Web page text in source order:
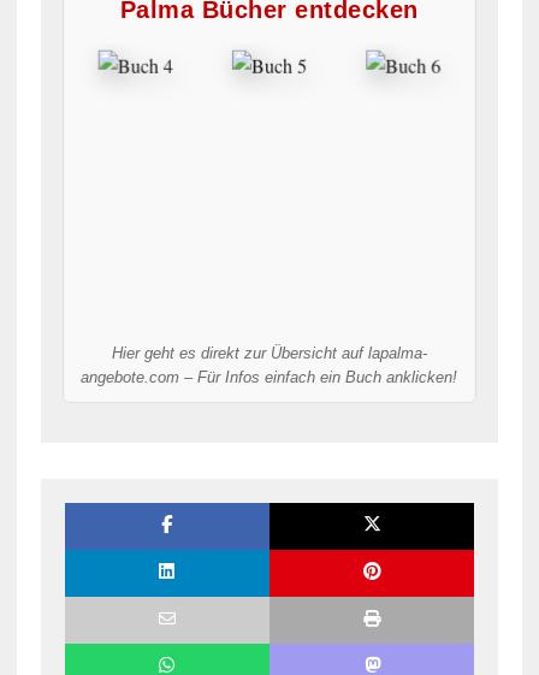
Palma Bücher entdecken
Hier geht es direkt zur Übersicht auf lapalma-
angebote.com – Für Infos einfach ein Buch anklicken!